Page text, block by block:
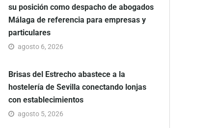
su posición como despacho de abogados
Málaga de referencia para empresas y
particulares
agosto 6, 2026
Brisas del Estrecho abastece a la
hostelería de Sevilla conectando lonjas
con establecimientos
agosto 5, 2026